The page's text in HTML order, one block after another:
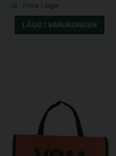
Finns i lager
LÄGG I VARUKORGEN